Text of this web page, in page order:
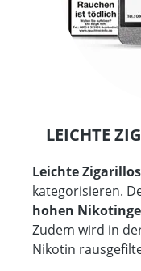
LEICHTE
Leichte
kategorisieren.
hohen
Zudem wird in
Nikotin